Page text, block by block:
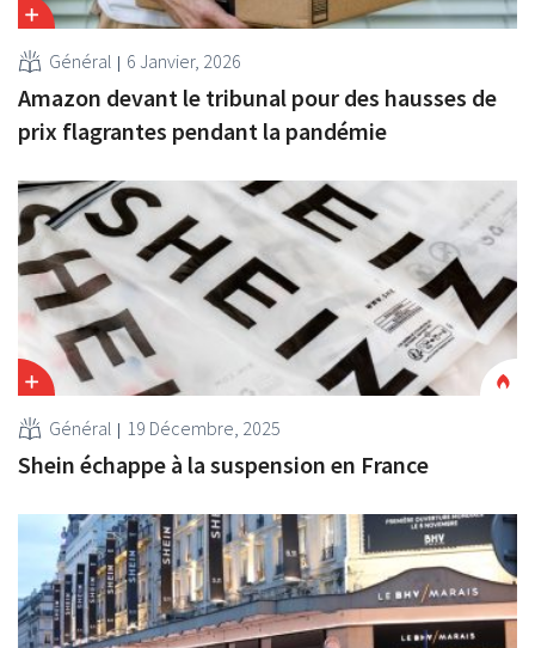
Général 6 Janvier, 2026
Amazon devant le tribunal pour des hausses de
prix flagrantes pendant la pandémie
Général 19 Décembre, 2025
Shein échappe à la suspension en France